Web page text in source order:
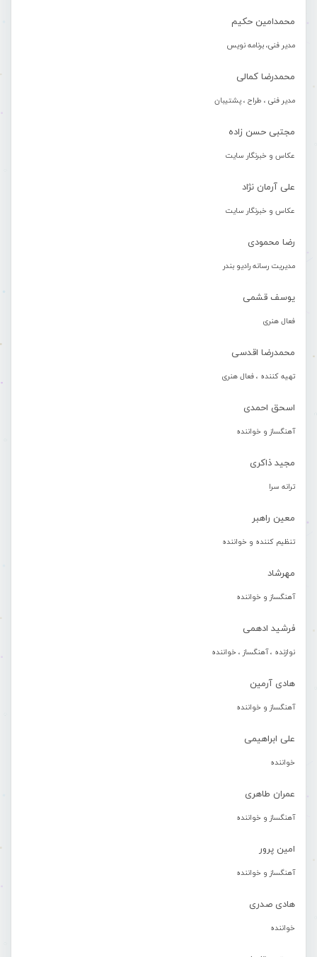
محمدامین حکیم
مدیر فنی، برنامه نویس
محمدرضا کمالی
مدیر فنی ، طراح ، پشتیبان
مجتبی حسن زاده
عکاس و خبرنگار سایت
علی آرمان نژاد
عکاس و خبرنگار سایت
رضا محمودی
مدیریت رسانه رادیو بندر
یوسف قشمی
فعال هنری
محمدرضا اقدسی
تهیه کننده ، فعال هنری
اسحق احمدی
آهنگساز و خواننده
مجید ذاکری
ترانه سرا
معین راهبر
تنظیم کننده و خواننده
مهرشاد
آهنگساز و خواننده
فرشید ادهمی
نوازنده ، آهنگساز ، خواننده
هادی آرمین
آهنگساز و خواننده
علی ابراهیمی
خواننده
عمران طاهری
آهنگساز و خواننده
امین پرور
آهنگساز و خواننده
هادی صدری
خواننده